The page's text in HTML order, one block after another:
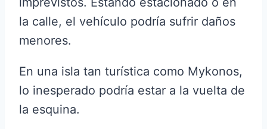
la calle, el vehículo podría sufrir daños
menores.
En una isla tan turística como Mykonos,
lo inesperado podría estar a la vuelta de
la esquina.